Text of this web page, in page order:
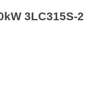
3LC315S-2